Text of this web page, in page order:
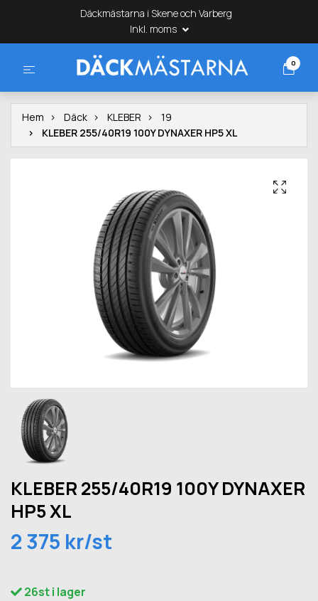
Däckmästarna i Skene och Varberg
Inkl. moms
0
Hem Däck KLEBER
19
KLEBER 255/40R19 100Y DYNAXER HP5 XL
KLEBER 255/40R19 100Y DYNAXER
HP5 XL
2 375 kr/st
26st i lager